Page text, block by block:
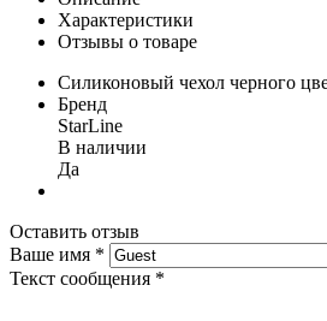
Характеристики
Отзывы о товаре
Силиконовый чехол черного
Бренд
StarLine
В наличии
Да
Оставить отзыв
Ваше имя *
Текст сообщения *